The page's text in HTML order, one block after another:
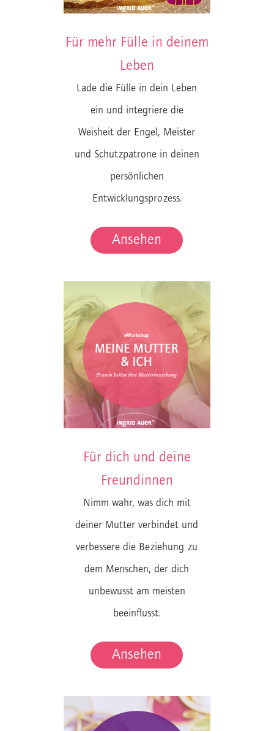
Für mehr Fülle in deinem
Leben
Lade die Fülle in dein Leben
ein und integriere die
Weisheit der Engel, Meister
und Schutzpatrone in deinen
persönlichen
Entwicklungsprozess.
Ansehen
Für dich und deine
Freundinnen
Nimm wahr, was dich mit
deiner Mutter verbindet und
verbessere die Beziehung zu
dem Menschen, der dich
unbewusst am meisten
beeinflusst.
Ansehen